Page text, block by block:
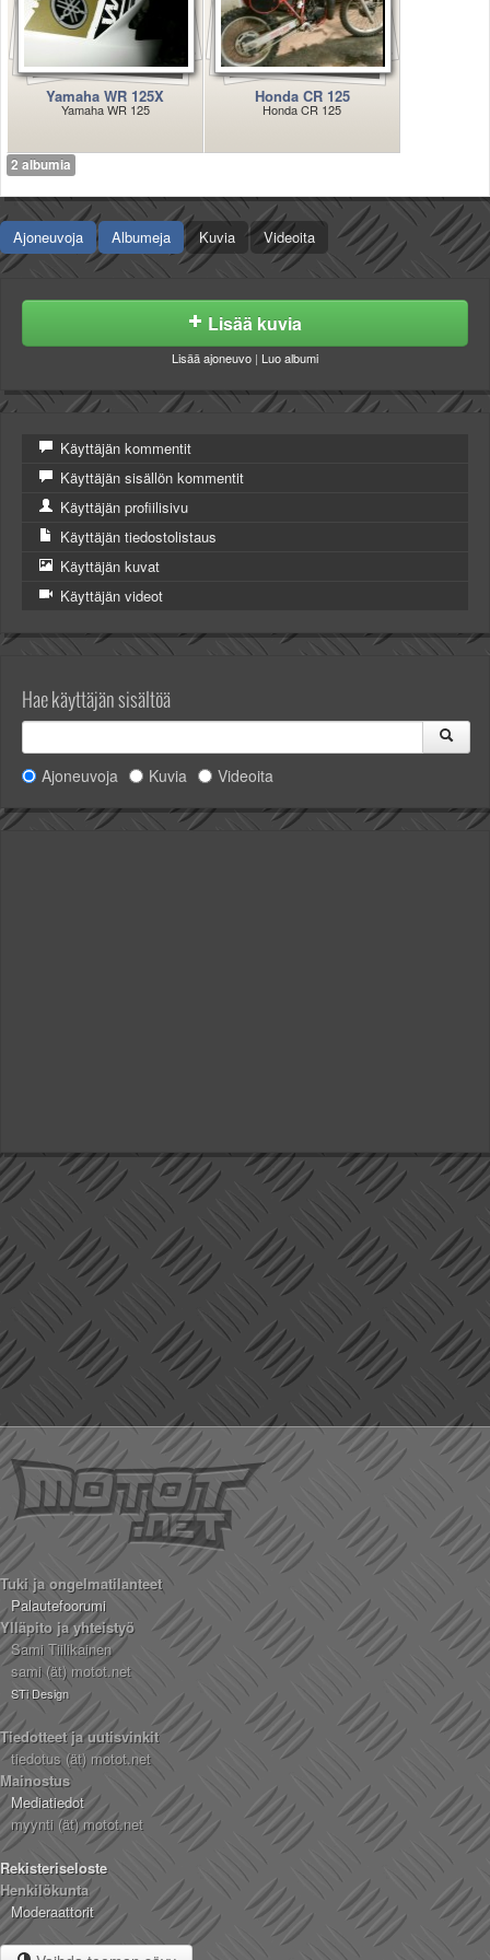
Valitse paikkakunta
Helsingin sää
Tampereen sää
Turun sää
Oulun sää
Rovaniemen sää
MUUT
VIP-jäsenyys
Paidat ja vaatteet
Suunnittele oma paita
Mainostus
Kevytversio
Yamaha WR 125X
Yamaha WR 125
Honda CR 125
Honda CR 125
2 albumia
Ajoneuvoja Albumeja Kuvia Videoita
Lisää kuvia
Lisää ajoneuvo | Luo albumi
Käyttäjän kommentit
Käyttäjän sisällön kommentit
Käyttäjän profiilisivu
Käyttäjän tiedostolistaus
Käyttäjän kuvat
Käyttäjän videot
Hae käyttäjän sisältöä
Ajoneuvoja Kuvia Videoita
Tuki ja ongelmatilanteet
Palautefoorumi
Ylläpito ja yhteistyö
Sami Tiilikainen
sami (ät) motot.net
STi Design
Tiedotteet ja uutisvinkit
tiedotus (ät) motot.net
Mainostus
Mediatiedot
myynti (ät) motot.net
Rekisteriseloste
Henkilökunta
Moderaattorit